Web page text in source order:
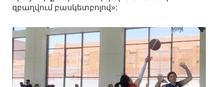
զբաղվում բասկետբոլով»: